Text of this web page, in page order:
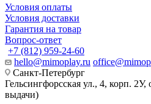
Условия оплаты
Условия доставки
Гарантия на товар
Вопрос-ответ
+7 (812) 959-24-60
hello@mimoplay.ru
Санкт-Петербург
Гельсингфорсская ул., 4, корп.
выдачи)